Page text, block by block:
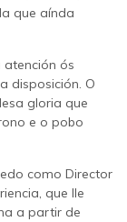
que aínda
ós
O
gloria que
e o pobo
como Director
que lle
a partir de